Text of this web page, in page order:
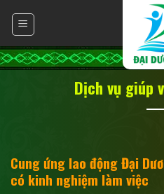
content
Dịch vụ giúp
Cung ứng lao động Đại
có kinh nghiệm làm việc